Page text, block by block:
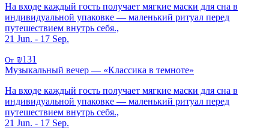
На входе каждый гость получает мягкие маски для сна в
индивидуальной упаковке — маленький ритуал перед
путешествием внутрь себя.,
21 Jun. - 17 Sep.
От ₪131
Музыкальный вечер — «Классика в темноте»
На входе каждый гость получает мягкие маски для сна в
индивидуальной упаковке — маленький ритуал перед
путешествием внутрь себя.,
21 Jun. - 17 Sep.